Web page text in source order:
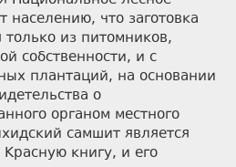
населению, что заготовка
из питомников,
собственности, и с
плантаций, на основании
о
органом местного
самшит является
книгу, и его